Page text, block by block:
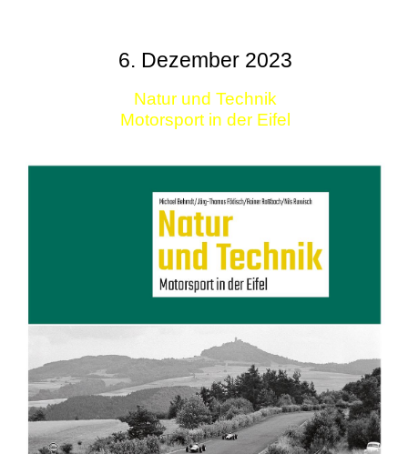
6. Dezember 2023
Natur und Technik
Motorsport in der Eifel